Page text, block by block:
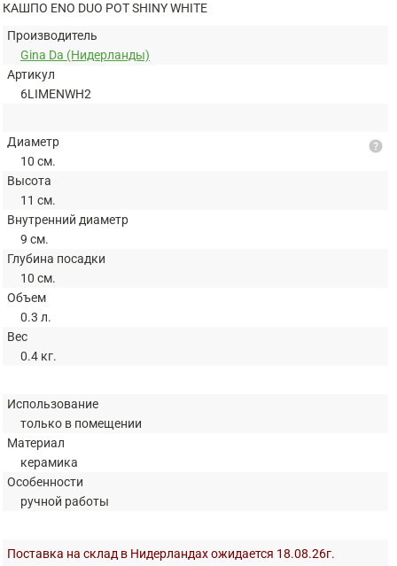
КАШПО ENO DUO POT SHINY WHITE
Производитель
Gina Da (Нидерланды)
Артикул
6LIMENWH2
Диаметр
10 см.
Высота
11 см.
Внутренний диаметр
9 см.
Глубина посадки
10 см.
Объем
0.3 л.
Вес
0.4 кг.
help
Использование
только в помещении
Материал
керамика
Особенности
ручной работы
Поставка на склад в Нидерландах ожидается 18.08.26г.